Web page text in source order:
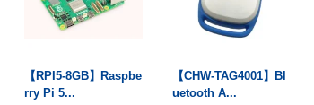
【RPI5-8GB】Raspbe
rry Pi 5...
【CHW-TAG4001】Bl
uetooth A...